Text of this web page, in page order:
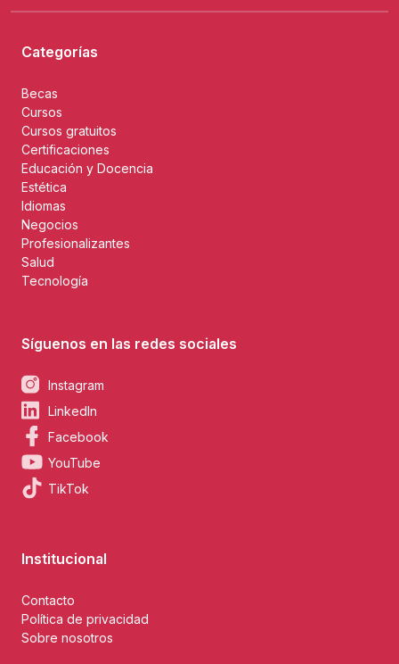
Categorías
Becas
Cursos
Cursos gratuitos
Certificaciones
Educación y Docencia
Estética
Idiomas
Negocios
Profesionalizantes
Salud
Tecnología
Síguenos en las redes sociales
Instagram
LinkedIn
Facebook
YouTube
TikTok
Institucional
Contacto
Política de privacidad
Sobre nosotros